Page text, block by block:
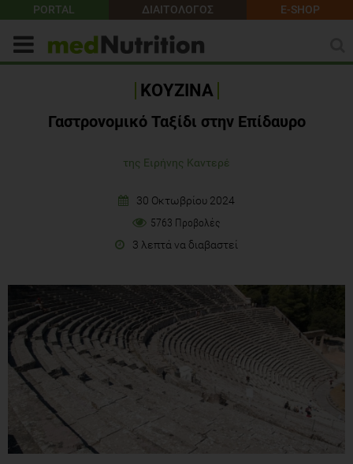
PORTAL ΔΙΑΙΤΟΛΟΓΟΣ E-SHOP
ΚΟΥΖΙΝΑ
Γαστρονομικό Ταξίδι στην Επίδαυρο
της Ειρήνης Καντερέ
30 Οκτωβρίου 2024
5763 Προβολές
3 λεπτά να διαβαστεί